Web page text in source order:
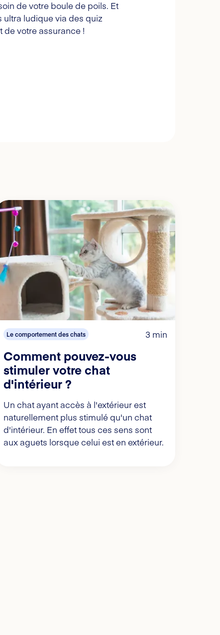
de votre boule de poils. Et
ultra ludique via des quiz
votre assurance !
Le comportement des chats 3 min
Comment pouvez-vous
stimuler votre chat
d'intérieur ?
Un chat ayant accès à l'extérieur est
naturellement plus stimulé qu'un chat
d'intérieur. En effet tous ces sens sont
aux aguets lorsque celui est en extérieur.